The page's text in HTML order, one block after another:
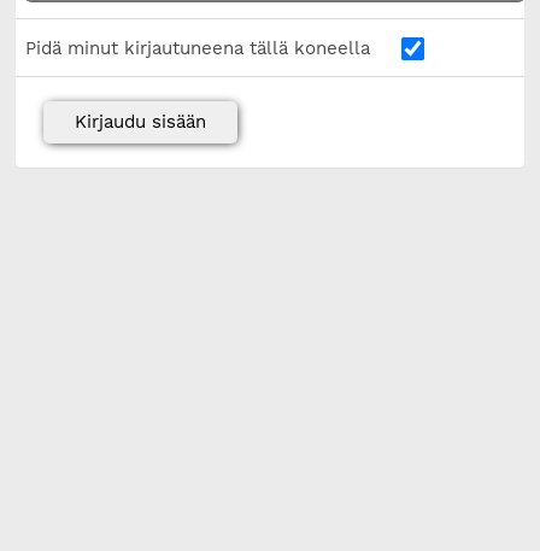
Pidä minut kirjautuneena tällä koneella